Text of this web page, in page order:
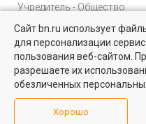
Найти квартиру - это
Выбирайте среди 14 тысяч
рынке жилья на портале BN.ru
Посмотреть
Учредитель - Общество
ответственностью
"Управляющая
компания "Бюллетень
недвижимости"
8 (812) 331-93-56
reklama@bn.ru
Сайт bn.ru использует
для персонализации
пользования веб-сайтом.
разрешаете их
обезличенных
Хорошо